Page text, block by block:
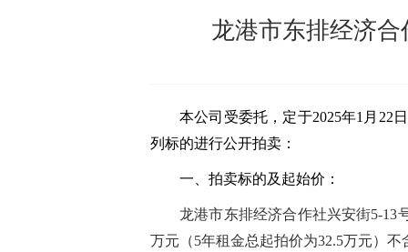
龙港市东排经济
本公司受委托，定于2025年1 月 22 日
列标的进行公开拍卖：
一、拍卖标的及起始价：
龙港市东排经济合作社兴安街5-13
万元（5年租金总起拍价为32.5万元）